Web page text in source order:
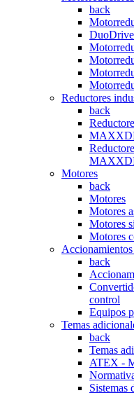
back
DuoDrive
Reductores
back
Motores
back
Motores
Motores
Motores
Motores
back
control
Equipos
Temas
back
Temas
ATEX -
Sistemas